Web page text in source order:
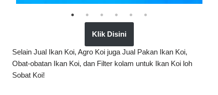
Klik Disini
Selain Jual Ikan Koi, Agro Koi juga Jual Pakan Ikan Koi,
Obat-obatan Ikan Koi, dan Filter kolam untuk Ikan Koi loh
Sobat Koi!